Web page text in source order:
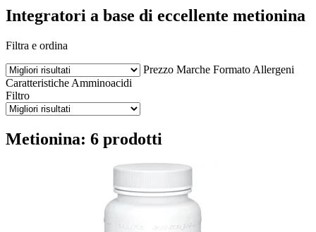
Integratori a base di eccellente metionina
Filtra e ordina
Prezzo Marche Formato Allergeni
Caratteristiche Amminoacidi
Filtro
Metionina: 6 prodotti